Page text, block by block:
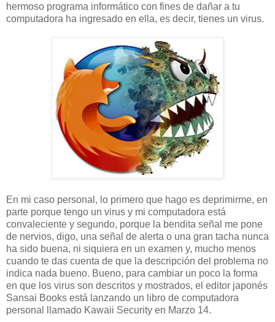
hermoso programa informático con fines de dañar a tu
computadora ha ingresado en ella, es decir, tienes un virus.
En mi caso personal, lo primero que hago es deprimirme, en
parte porque tengo un virus y mi computadora está
convaleciente y segundo, porque la bendita señal me pone
de nervios, digo, una señal de alerta o una gran tacha nunca
ha sido buena, ni siquiera en un examen y, mucho menos
cuando te das cuenta de que la descripción del problema no
indica nada bueno. Bueno, para cambiar un poco la forma
en que los virus son descritos y mostrados, el editor japonés
Sansai Books está lanzando un libro de computadora
personal llamado Kawaii Security en Marzo 14.